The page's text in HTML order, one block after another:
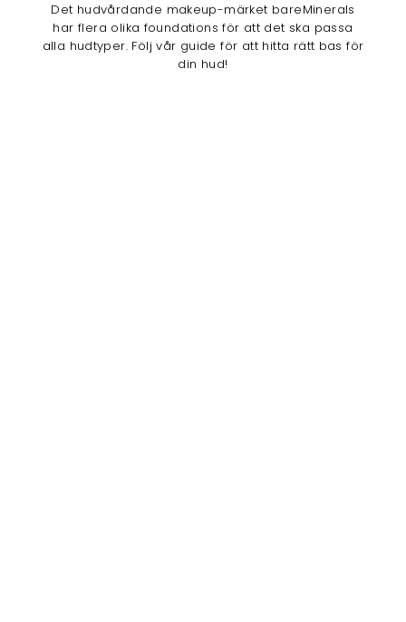
Det hudvårdande makeup-märket bareMinerals
har flera olika foundations för att det ska passa
alla hudtyper. Följ vår guide för att hitta rätt bas för
din hud!